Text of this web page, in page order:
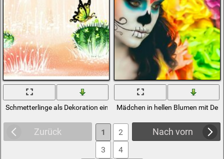
Schmetterlinge als Dekoration einer natürlichen Landschaft
Mädchen in hellen Blumen mit
Zurück Nach vorn
1
2
3
4